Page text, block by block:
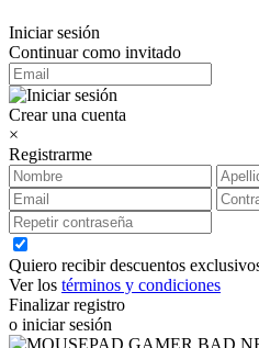
Iniciar sesión
Continuar como invitado
Crear una cuenta
×
Registrarme
Quiero recibir descuentos
Ver los términos y condiciones
Finalizar registro
o iniciar sesión